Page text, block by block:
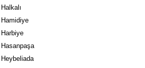
Halkalı
Hamidiye
Harbiye
Hasanpaşa
Heybeliada